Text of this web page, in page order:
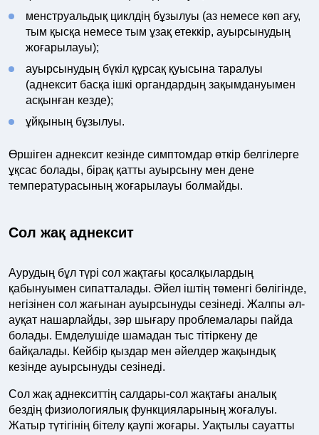
менструальдық циклдің бұзылуы (аз немесе көп ағу,
тым қысқа немесе тым ұзақ етеккір, ауырсынудың
жоғарылауы);
ауырсынудың бүкіл құрсақ қуысына таралуы
(аднексит басқа ішкі органдардың зақымдануымен
асқынған кезде);
ұйқының бұзылуы.
Өршіген аднексит кезінде симптомдар өткір белгілерге
ұқсас болады, бірақ қатты ауырсыну мен дене
температурасының жоғарылауы болмайды.
Сол жақ аднексит
Аурудың бұл түрі сол жақтағы қосалқылардың
қабынуымен сипатталады. Әйел іштің төменгі бөлігінде,
негізінен сол жағынан ауырсынуды сезінеді. Жалпы әл-
ауқат нашарлайды, зәр шығару проблемалары пайда
болады. Емделушіде шамадан тыс тітіркену де
байқалады. Кейбір қыздар мен әйелдер жақындық
кезінде ауырсынуды сезінеді.
Сол жақ аднекситтің салдары-сол жақтағы аналық
бездің физиологиялық функцияларының жоғалуы.
Жатыр түтігінің бітелу қаупі жоғары. Уақтылы сауатты